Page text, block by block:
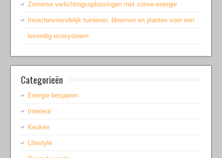
Zomerse verlichtingsoplossingen met zonne-energie
Insectenvriendelijk tuinieren: bloemen en planten voor een
levendig ecosysteem
Categorieën
Energie besparen
Interieur
Keuken
Lifestyle